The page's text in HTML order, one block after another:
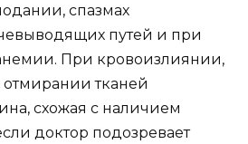
спазмах
путей и при
При кровоизлиянии,
тканей
схожая с наличием
доктор подозревает